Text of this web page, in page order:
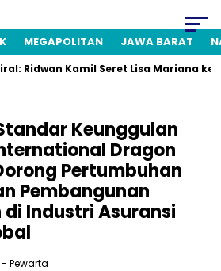
MEGAPOLITAN JAWA BARAT
Ridwan Kamil Seret Lisa Mariana ke
Keunggulan
Dragon
Pertumbuhan
Pembangunan
Industri Asuransi
- Pewarta